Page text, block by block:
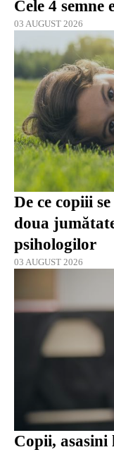
Cele 4 semne
03 AUGUST 2026
De ce copiii
doua
psihologilor
03 AUGUST 2026
Copii, asasini